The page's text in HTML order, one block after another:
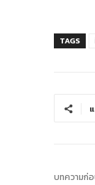
TAGS
บทความก่